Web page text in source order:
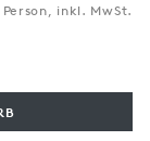
inkl. MwSt.